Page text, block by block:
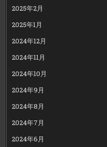
2025年2月
2025年1月
2024年12月
2024年11月
2024年10月
2024年9月
2024年8月
2024年7月
2024年6月